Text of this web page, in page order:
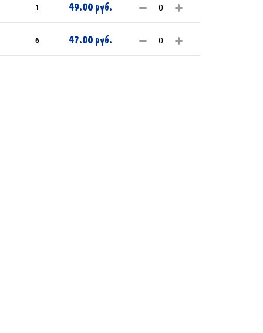
1 49.00 руб.
6 47.00 руб.